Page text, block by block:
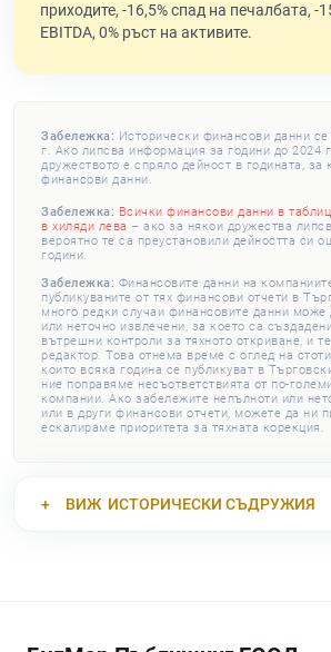
приходите, -16,5% спад на печалбата, -
EBITDA, 0% ръст на активите.
Забележка: Исторически финансови данни
г. Ако липсва информация за години до 2024
дружеството е спряло дейност в годината, за
финансови данни.
Забележка: Всички финансови данни в
в хиляди лева – ако за някои дружества
вероятно те са преустановили дейността си
години.
Забележка: Финансовите данни на
публикуваните от тях финансови отчети в
много редки случаи финансовите данни може
или неточно извлечени, за което са
вътрешни контроли за тяхното откриване, и
редактор. Това отнема време с оглед на
които всяка година се публикуват в
ние поправяме несъответствията от по-
компании. Ако забележите непълноти или
или в други финансови отчети, можете да ни
ескалираме приоритета за тяхната корекция.
ВИЖ ИСТОРИЧЕСКИ СЪДРУЖИЯ